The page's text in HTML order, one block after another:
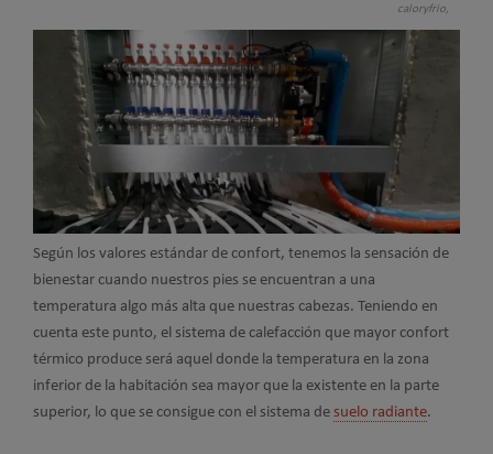
caloryfrio,
Según los valores estándar de confort, tenemos la sensación de
bienestar cuando nuestros pies se encuentran a una
temperatura algo más alta que nuestras cabezas. Teniendo en
cuenta este punto, el sistema de calefacción que mayor confort
térmico produce será aquel donde la temperatura en la zona
inferior de la habitación sea mayor que la existente en la parte
superior, lo que se consigue con el sistema de suelo radiante.